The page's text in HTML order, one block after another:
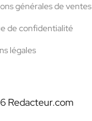
générales de ventes
de confidentialité
légales
Redacteur.com